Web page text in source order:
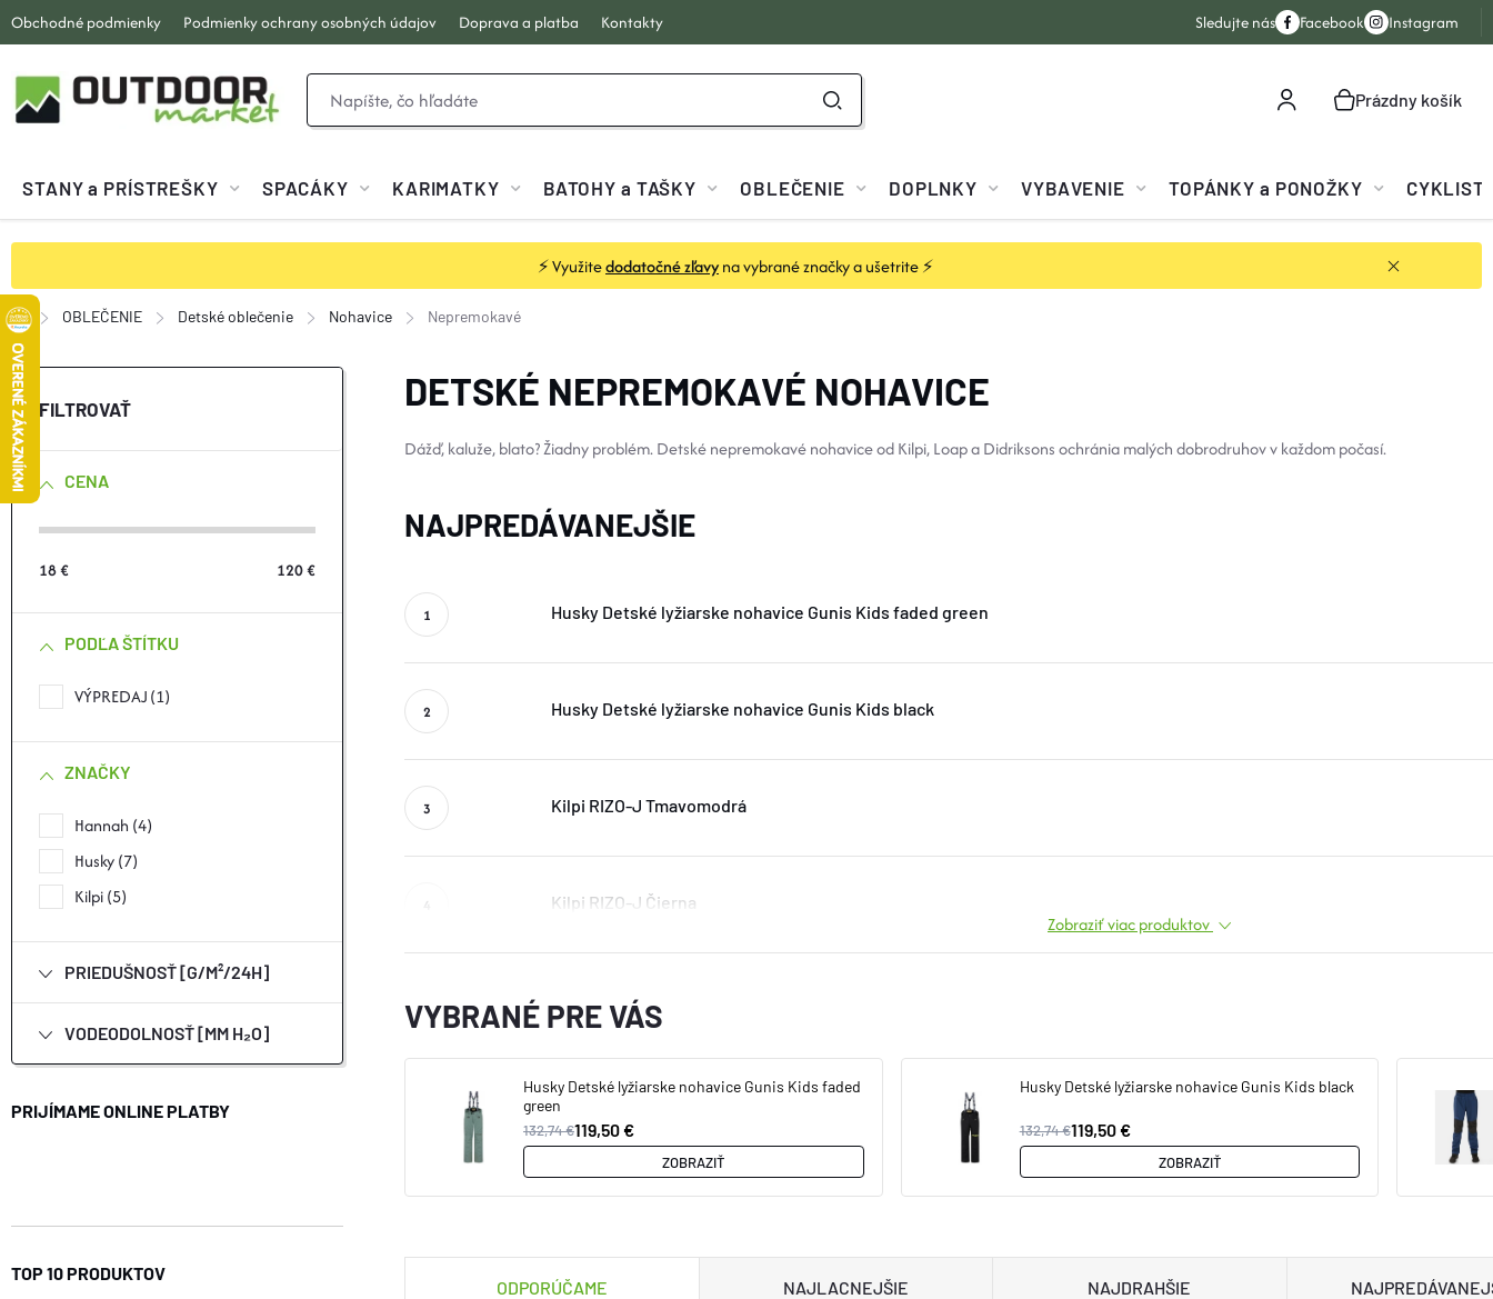
Prejsť
na
obsah
⚡ Využitedodatočné zľavyna vybrané značky a ušetrite ⚡
Obchodné podmienky Podmienky ochrany osobných údajov Doprava a platba Kontakty Sledujte nás Facebook Instagram
NÁKUPNÝ
Prázdny košík
STANY a PRÍSTREŠKY SPACÁKY KARIMATKY BATOHY a TAŠKY OBLEČENIE DOPLNKY VYBAVENIE TOPÁNKY a PONOŽKY
Domov
OBLEČENIE Detské oblečenie Nohavice Nepremokavé
B
O
Č
Ý
CENA
18€ 120€
PODĽA ŠTÍTKU
VÝPREDAJ 1
ZNAČKY
Hannah 4
Husky 7
Kilpi 5
PRIEDUŠNOSŤ [G/M²/24H]
VODEODOLNOSŤ [MM H₂O]
PRIJÍMAME ONLINE PLATBY
TOP 10 PRODUKTOV
DETSKÉ NEPREMOKAVÉ NOHAVICE
Dážď, kaluže, blato? Žiadny problém. Detské nepremokavé nohavice od Kilpi, Loap a Didriksons ochránia malých dobrodruhov v každom počasí.
NAJPREDÁVANEJŠIE
Husky Detské lyžiarske nohavice Gunis Kids faded green
Husky Detské lyžiarske nohavice Gunis Kids black
Kilpi RIZO-J Tmavomodrá
Kilpi RIZO-J Čierna
Zobraziť viac produktov
VYBRANÉ PRE VÁS
Husky Detské lyžiarske nohavice Gunis Kids faded
green
132,74 €119,50 €
ZOBRAZIŤ
Husky Detské lyžiarske nohavice Gunis Kids black
132,74 €119,50 €
ZOBRAZIŤ
ODPORÚČAME NAJLACNEJŠIE NAJDRAHŠIE